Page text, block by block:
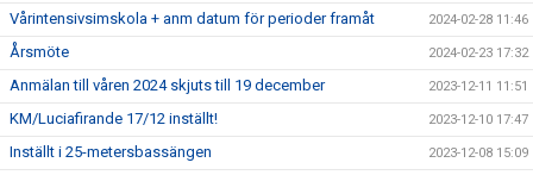
Vårintensivsimskola + anm datum för perioder framåt 2024-02-28 11:46
Årsmöte 2024-02-23 17:32
Anmälan till våren 2024 skjuts till 19 december 2023-12-11 11:51
KM/Luciafirande 17/12 inställt! 2023-12-10 17:47
Inställt i 25-metersbassängen 2023-12-08 15:09